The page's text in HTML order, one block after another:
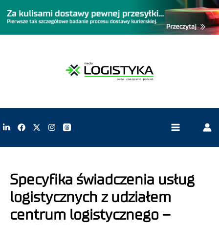
Specyfika świadczenia usług
logistycznych z udziałem
centrum logistycznego –